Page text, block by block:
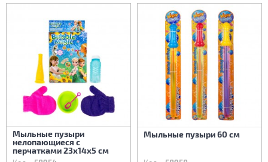
Мыльные пузыри
нелопающиеся с
перчатками 23х14х5 см
Мыльные пузыри 60 см